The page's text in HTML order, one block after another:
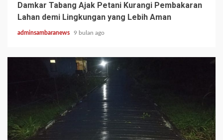
Damkar Tabang Ajak Petani Kurangi Pembakaran
Lahan demi Lingkungan yang Lebih Aman
adminsambaranews 9 bulan ago